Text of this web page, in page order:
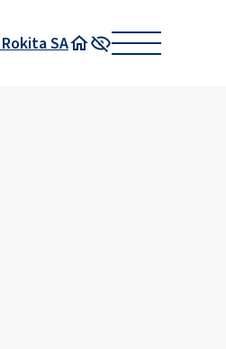
Rokita SA
Strona główna
Wysoki kontrast